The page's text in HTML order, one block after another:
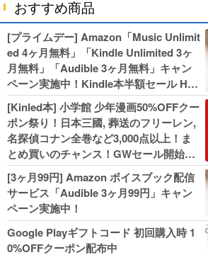
おすすめ商品
[プライムデー] Amazon「Music Unlimit
ed 4ヶ月無料」「Kindle Unlimited 3ヶ
月無料」「Audible 3ヶ月無料」キャン
ペーン実施中！Kindle本半額セール HU
NTER×HUNTERなど集英社、無職転生,
幼女戦記などKADOKAWA、キャプテン
翼100円セールも！
[Kinled本] 小学館 少年漫画50%OFFクー
ポン祭り！日本三國, 葬送のフリーレン,
名探偵コナン全巻など3,000点以上！ま
とめ買いのチャンス！GWセール開始！
人気コミック多数 カドカワ祭やIT関連本
がセールに！
[3ヶ月99円] Amazon ボイスブック配信
サービス「Audible 3ヶ月99円」キャン
ペーン実施中！
Google Playギフトコード 初回購入時 1
0%OFFクーポン配布中